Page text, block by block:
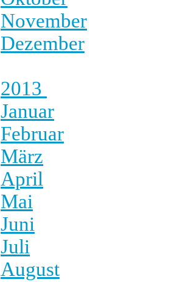
November
Dezember
2013
Januar
Februar
März
April
Mai
Juni
Juli
August